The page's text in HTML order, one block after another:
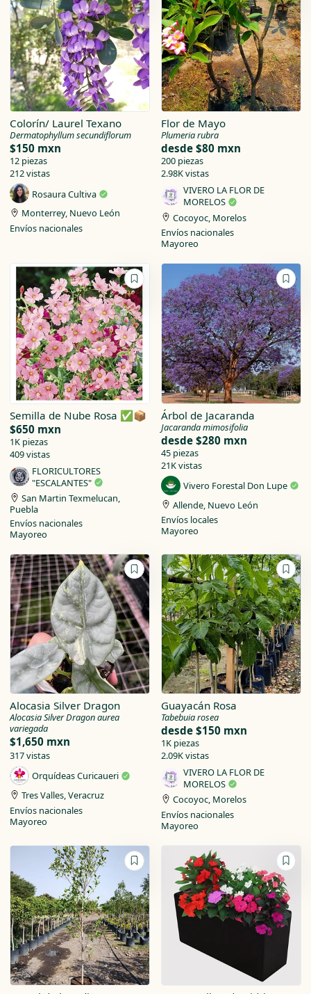
Colorín/ Laurel Texano
Dermatophyllum secundiflorum
$150 mxn
12 piezas
212 vistas
Rosaura Cultiva
Monterrey, Nuevo León
Envíos nacionales
Flor de Mayo
Plumeria rubra
desde $80 mxn
200 piezas
2.98K vistas
VIVERO LA FLOR DE
MORELOS
Cocoyoc, Morelos
Envíos nacionales
Mayoreo
Semilla de Nube Rosa ✅📦
$650 mxn
1K piezas
409 vistas
FLORICULTORES
"ESCALANTES"
San Martin Texmelucan,
Puebla
Envíos nacionales
Mayoreo
Árbol de Jacaranda
Jacaranda mimosifolia
desde $280 mxn
45 piezas
21K vistas
Vivero Forestal Don Lupe
Allende, Nuevo León
Envíos locales
Mayoreo
Alocasia Silver Dragon
Alocasia Silver Dragon aurea
variegada
$1,650 mxn
317 vistas
Orquídeas Curicaueri
Tres Valles, Veracruz
Envíos nacionales
Mayoreo
Guayacán Rosa
Tabebuia rosea
desde $150 mxn
1K piezas
2.09K vistas
VIVERO LA FLOR DE
MORELOS
Cocoyoc, Morelos
Envíos nacionales
Mayoreo